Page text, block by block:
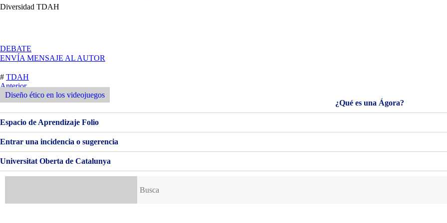
Diversidad TDAH
DEBATE
UNO
ENVÍA MENSAJE AL AUTOR
# TDAH
Navegación
de
entradas
Entrada
Anterior
Anterior
Diseño ético en los videojuegos
¿Qué es una Ágora?
Espacio de Aprendizaje Folio
Entrar una incidencia o sugerencia
Universitat Oberta de Catalunya